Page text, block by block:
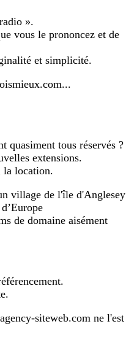
».
vous le prononcez et de
et simplicité.
quasiment tous réservés ?
extensions.
la location.
village de l'île d'Anglesey
de domaine aisément
siteweb.com ne l'est